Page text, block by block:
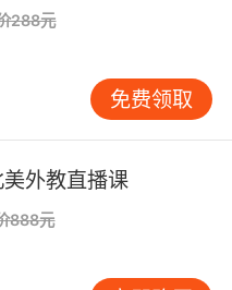
Gettysburg地理指涉
，多模态刺激能使语
这些创新实践印证了
理念。 当代英语教育
通过构建语言-文
，使经典演讲超越时
迁移的核心素养。未
与认知发展的关联机
化解析系统。当语言
288元
免费领取
外教直播课
888元